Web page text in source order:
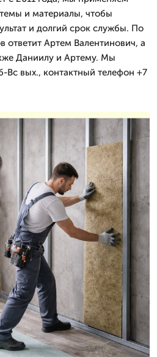
и материалы, чтобы
и долгий срок службы. По
ответит Артем Валентинович, а
Даниилу и Артему. Мы
вых., контактный телефон +7